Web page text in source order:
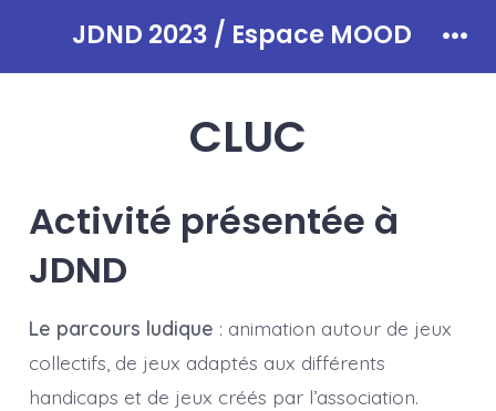
JDND 2023 / Espace MOOD
CLUC
Activité présentée à
JDND
Le parcours ludique : animation autour de jeux
collectifs, de jeux adaptés aux différents
handicaps et de jeux créés par l’association.